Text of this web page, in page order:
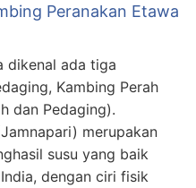
Peranakan Etawa
dikenal ada tiga
Kambing Perah
dan Pedaging).
merupakan
susu yang baik
dengan ciri fisik